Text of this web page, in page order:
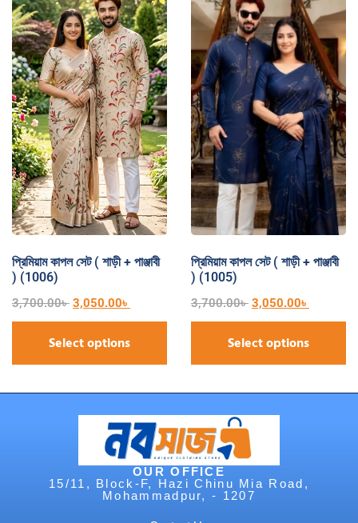
প্রিমিয়াম কাপল সেট ( শাড়ী + পাঞ্জাবী
) (1006)
3,700.00৳ 3,050.00৳
Select options
প্রিমিয়াম কাপল সেট ( শাড়ী + পাঞ্জাবী
) (1005)
3,700.00৳ 3,050.00৳
Select options
OUR OFFICE
15/11, Block-F, Hazi Chinu Mia Road,
Mohammadpur, - 1207